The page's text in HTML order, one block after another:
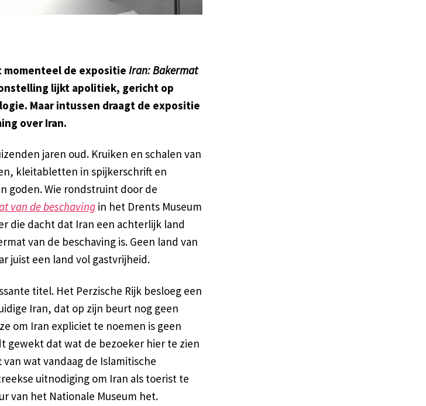
momenteel de expositie Iran: Bakermat
lijkt apolitiek, gericht op
Maar intussen draagt de expositie
over Iran.
jaren oud. Kruiken en schalen van
kleitabletten in spijkerschrift en
goden. Wie rondstruint door de
van de beschaving in het Drents Museum
die dacht dat Iran een achterlijk land
van de beschaving is. Geen land van
juist een land vol gastvrijheid.
titel. Het Perzische Rijk besloeg een
Iran, dat op zijn beurt nog geen
om Iran expliciet te noemen is geen
gewekt dat wat de bezoeker hier te zien
wat vandaag de Islamitische
uitnodiging om Iran als toerist te
van het Nationale Museum het.